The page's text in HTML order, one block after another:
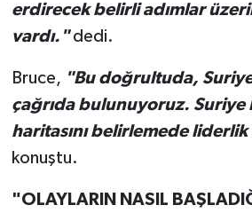
erdirecek belirli adımlar
vardı."dedi.
Bruce, "Bu doğrultuda,
çağrıda bulunuyoruz.
haritasını belirlemede
konuştu.
"OLAYLARIN NASIL